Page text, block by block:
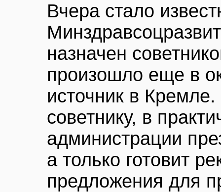
Вчера стало
назначен
произошло еще в
источник в
советнику, в
администрации
а только готовит
предложения для